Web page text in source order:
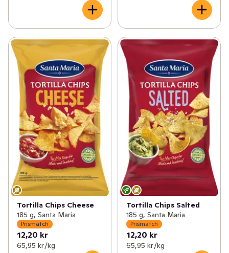
Tortilla Chips Cheese
185 g, Santa Maria
Prismatch
12,20 kr
65,95 kr /kg
Tortilla Chips Salted
185 g, Santa Maria
Prismatch
12,20 kr
65,95 kr /kg